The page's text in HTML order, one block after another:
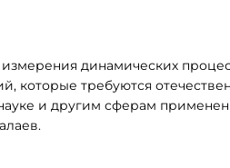
динамических
которые требуются
и другим сферам